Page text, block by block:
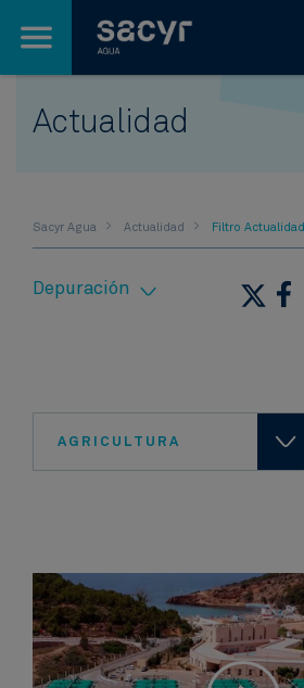
Saltar al contenido principal
Actualidad
Sacyr Agua Actualidad Filtro Actualidad
Depuración​
AGRICULTURA